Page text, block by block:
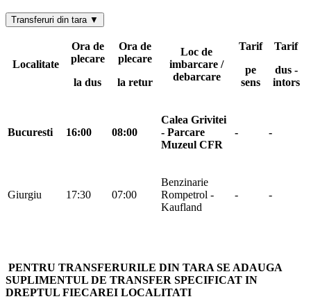
Transferuri din tara ▼
Localitate
Ora de
plecare
la dus
Ora de
plecare
la retur
Loc de
imbarcare /
debarcare
Tarif
pe
sens
Tarif
dus -
intors
Bucuresti 16:00 08:00
Calea Grivitei
- Parcare
Muzeul CFR
- -
Giurgiu 17:30 07:00
Benzinarie
Rompetrol -
Kaufland
- -
PENTRU TRANSFERURILE DIN TARA SE ADAUGA
SUPLIMENTUL DE TRANSFER SPECIFICAT IN
DREPTUL FIECAREI LOCALITATI